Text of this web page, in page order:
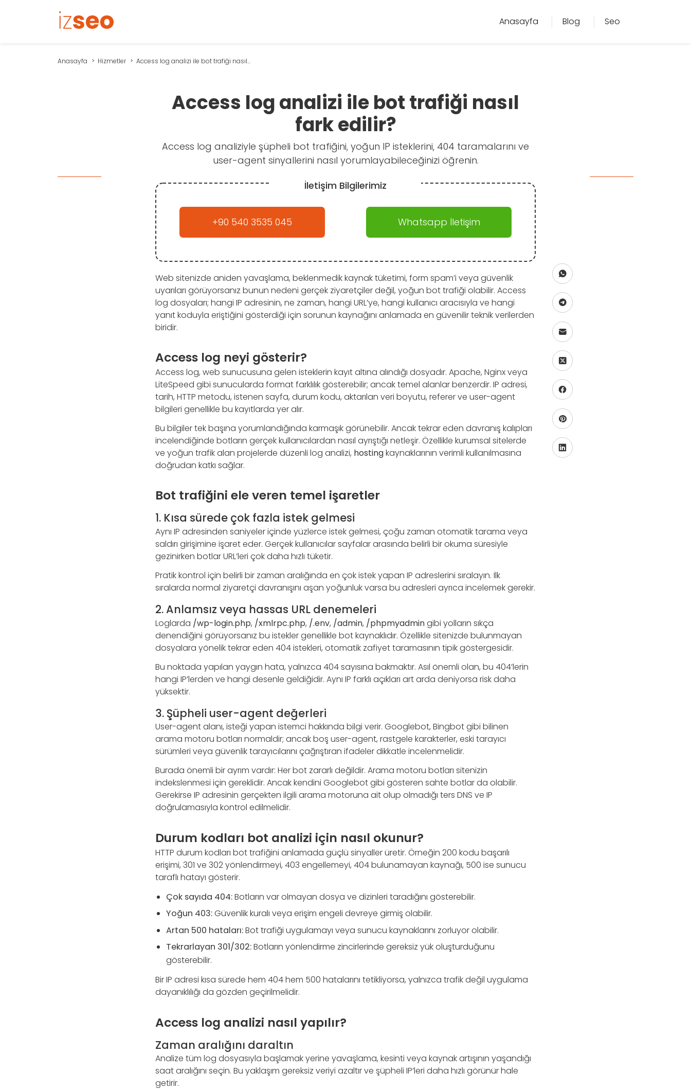
Anasayfa Blog Seo
Anasayfa Hizmetler Access log analizi ile bot trafiği nasıl...
Access log analizi ile bot trafiği nasıl
fark edilir?
Access log analiziyle şüpheli bot trafiğini, yoğun IP isteklerini, 404 taramalarını ve
user-agent sinyallerini nasıl yorumlayabileceğinizi öğrenin.
İletişim Bilgilerimiz
+90 540 3535 045 Whatsapp İletişim
Web sitenizde aniden yavaşlama, beklenmedik kaynak tüketimi, form spam’i veya güvenlik
uyarıları görüyorsanız bunun nedeni gerçek ziyaretçiler değil, yoğun bot trafiği olabilir. Access
log dosyaları; hangi IP adresinin, ne zaman, hangi URL’ye, hangi kullanıcı aracısıyla ve hangi
yanıt koduyla eriştiğini gösterdiği için sorunun kaynağını anlamada en güvenilir teknik verilerden
biridir.
Access log neyi gösterir?
Access log, web sunucusuna gelen isteklerin kayıt altına alındığı dosyadır. Apache, Nginx veya
LiteSpeed gibi sunucularda format farklılık gösterebilir; ancak temel alanlar benzerdir. IP adresi,
tarih, HTTP metodu, istenen sayfa, durum kodu, aktarılan veri boyutu, referer ve user-agent
bilgileri genellikle bu kayıtlarda yer alır.
Bu bilgiler tek başına yorumlandığında karmaşık görünebilir. Ancak tekrar eden davranış kalıpları
incelendiğinde botların gerçek kullanıcılardan nasıl ayrıştığı netleşir. Özellikle kurumsal sitelerde
ve yoğun trafik alan projelerde düzenli log analizi, hostingkaynaklarının verimli kullanılmasına
doğrudan katkı sağlar.
Bot trafiğini ele veren temel işaretler
1. Kısa sürede çok fazla istek gelmesi
Aynı IP adresinden saniyeler içinde yüzlerce istek gelmesi, çoğu zaman otomatik tarama veya
saldırı girişimine işaret eder. Gerçek kullanıcılar sayfalar arasında belirli bir okuma süresiyle
gezinirken botlar URL’leri çok daha hızlı tüketir.
Pratik kontrol için belirli bir zaman aralığında en çok istek yapan IP adreslerini sıralayın. İlk
sıralarda normal ziyaretçi davranışını aşan yoğunluk varsa bu adresleri ayrıca incelemek gerekir.
2. Anlamsız veya hassas URL denemeleri
Loglarda /wp-login.php, /xmlrpc.php, /.env, /admin, /phpmyadmingibi yolların sıkça
denendiğini görüyorsanız bu istekler genellikle bot kaynaklıdır. Özellikle sitenizde bulunmayan
dosyalara yönelik tekrar eden 404 istekleri, otomatik zafiyet taramasının tipik göstergesidir.
Bu noktada yapılan yaygın hata, yalnızca 404 sayısına bakmaktır. Asıl önemli olan, bu 404’lerin
hangi IP’lerden ve hangi desenle geldiğidir. Aynı IP farklı açıkları art arda deniyorsa risk daha
yüksektir.
3. Şüpheli user-agent değerleri
User-agent alanı, isteği yapan istemci hakkında bilgi verir. Googlebot, Bingbot gibi bilinen
arama motoru botları normaldir; ancak boş user-agent, rastgele karakterler, eski tarayıcı
sürümleri veya güvenlik tarayıcılarını çağrıştıran ifadeler dikkatle incelenmelidir.
Burada önemli bir ayrım vardır: Her bot zararlı değildir. Arama motoru botları sitenizin
indekslenmesi için gereklidir. Ancak kendini Googlebot gibi gösteren sahte botlar da olabilir.
Gerekirse IP adresinin gerçekten ilgili arama motoruna ait olup olmadığı ters DNS ve IP
doğrulamasıyla kontrol edilmelidir.
Durum kodları bot analizi için nasıl okunur?
HTTP durum kodları bot trafiğini anlamada güçlü sinyaller üretir. Örneğin 200 kodu başarılı
erişimi, 301 ve 302 yönlendirmeyi, 403 engellemeyi, 404 bulunamayan kaynağı, 500 ise sunucu
taraflı hatayı gösterir.
Çok sayıda 404:Botların var olmayan dosya ve dizinleri taradığını gösterebilir.
Yoğun 403:Güvenlik kuralı veya erişim engeli devreye girmiş olabilir.
Artan 500 hataları:Bot trafiği uygulamayı veya sunucu kaynaklarını zorluyor olabilir.
Tekrarlayan 301/302:Botların yönlendirme zincirlerinde gereksiz yük oluşturduğunu
gösterebilir.
Bir IP adresi kısa sürede hem 404 hem 500 hatalarını tetikliyorsa, yalnızca trafik değil uygulama
dayanıklılığı da gözden geçirilmelidir.
Access log analizi nasıl yapılır?
Zaman aralığını daraltın
Analize tüm log dosyasıyla başlamak yerine yavaşlama, kesinti veya kaynak artışının yaşandığı
saat aralığını seçin. Bu yaklaşım gereksiz veriyi azaltır ve şüpheli IP’leri daha hızlı görünür hale
getirir.